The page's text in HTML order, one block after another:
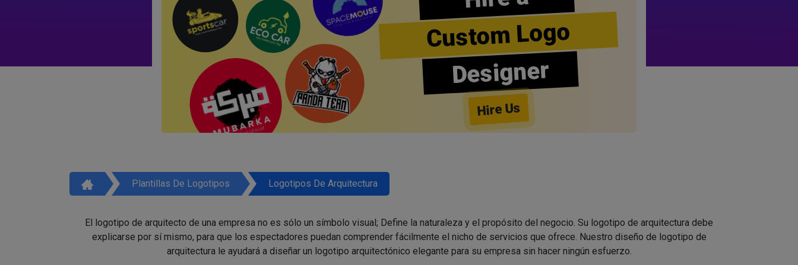
Custom Logo
Designer
Hire Us
Plantillas De Logotipos Logotipos De Arquitectura
El logotipo de arquitecto de una empresa no es sólo un símbolo visual; Define la naturaleza y el propósito del negocio. Su logotipo de arquitectura debe
explicarse por sí mismo, para que los espectadores puedan comprender fácilmente el nicho de servicios que ofrece. Nuestro diseño de logotipo de
arquitectura le ayudará a diseñar un logotipo arquitectónico elegante para su empresa sin hacer ningún esfuerzo.